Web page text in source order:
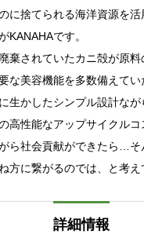
に捨てられる海洋資源を
KANAHAです。
棄されていたカニ殻が原
な美容機能を多数備えて
生かしたシンプル設計なが
高性能なアップサイクル
ら社会貢献ができたら…そ
方に繋がるのでは、と考え
詳細情報